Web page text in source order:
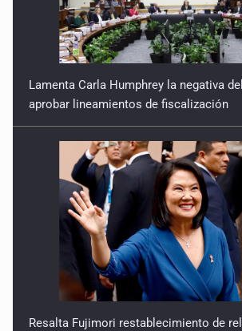
Lamenta Carla Humphrey la negativa
aprobar lineamientos de fiscalización
Resalta Fujimori restablecimiento de